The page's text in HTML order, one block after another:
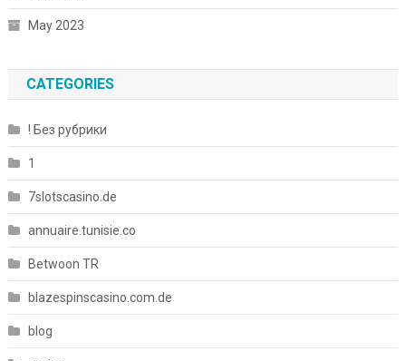
May 2023
CATEGORIES
! Без рубрики
1
7slotscasino.de
annuaire.tunisie.co
Betwoon TR
blazespinscasino.com.de
blog